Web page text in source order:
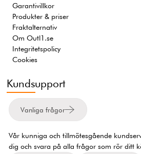
Garantivillkor
Produkter & priser
Fraktalternativ
Om Outl1.se
Integritetspolicy
Cookies
Kundsupport
Vanliga frågor
Vår kunniga och tillmötesgående
dig och svara på alla frågor som rör ditt